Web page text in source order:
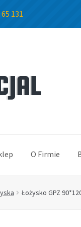
131
O Firmie
Łożysko GPZ